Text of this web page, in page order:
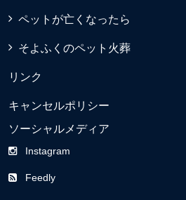
ペットが亡くなったら
そよふくのペット火葬
リンク
キャンセルポリシー
ソーシャルメディア
Instagram
Feedly